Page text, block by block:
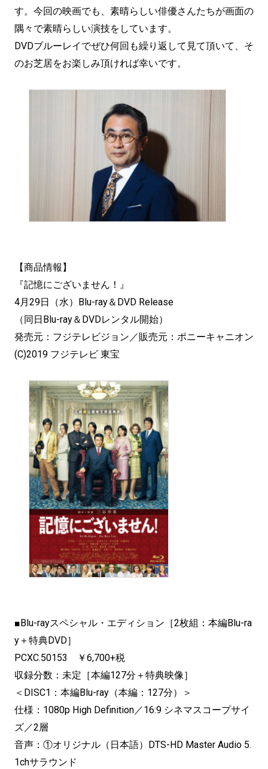
す。今回の映画でも、素晴らしい俳優さんたちが画面の
隅々で素晴らしい演技をしています。
DVDブルーレイでぜひ何回も繰り返して見て頂いて、そ
のお芝居をお楽しみ頂ければ幸いです。
【商品情報】
『記憶にございません！』
4月29日（水）Blu-ray＆DVD Release
（同日Blu-ray＆DVDレンタル開始）
発売元：フジテレビジョン／販売元：ポニーキャニオン
(C)2019 フジテレビ 東宝
■Blu-rayスペシャル・エディション［2枚組：本編Blu-ra
y＋特典DVD］
PCXC.50153 ￥6,700+税
収録分数：未定［本編127分＋特典映像］
＜DISC1：本編Blu-ray（本編：127分）＞
仕様：1080p High Definition／16:9 シネマスコープサイ
ズ／2層
音声：①オリジナル（日本語）DTS-HD Master Audio 5.
1chサラウンド